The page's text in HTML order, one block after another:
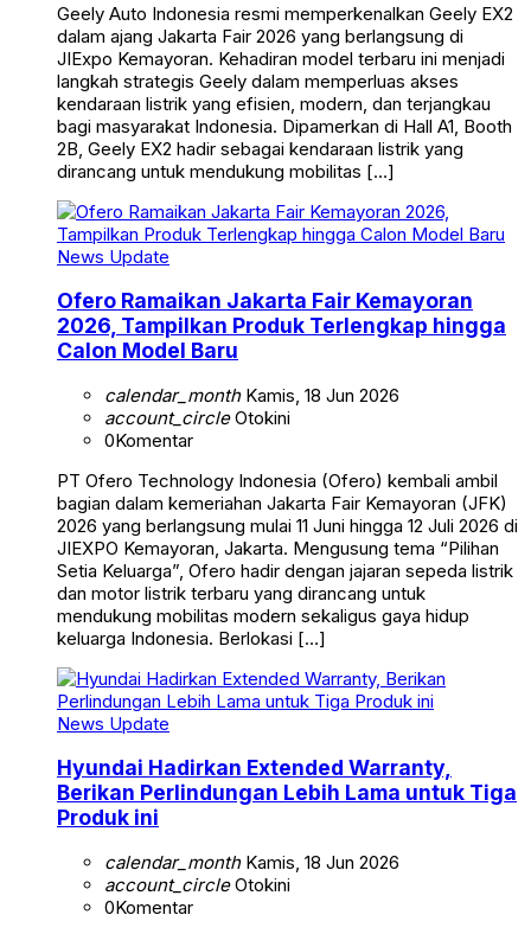
Geely Auto Indonesia resmi memperkenalkan Geely EX2
dalam ajang Jakarta Fair 2026 yang berlangsung di
JIExpo Kemayoran. Kehadiran model terbaru ini menjadi
langkah strategis Geely dalam memperluas akses
kendaraan listrik yang efisien, modern, dan terjangkau
bagi masyarakat Indonesia. Dipamerkan di Hall A1, Booth
2B, Geely EX2 hadir sebagai kendaraan listrik yang
dirancang untuk mendukung mobilitas […]
News Update
Ofero Ramaikan Jakarta Fair Kemayoran
2026, Tampilkan Produk Terlengkap hingga
Calon Model Baru
calendar_monthKamis, 18 Jun 2026
account_circleOtokini
0Komentar
PT Ofero Technology Indonesia (Ofero) kembali ambil
bagian dalam kemeriahan Jakarta Fair Kemayoran (JFK)
2026 yang berlangsung mulai 11 Juni hingga 12 Juli 2026 di
JIEXPO Kemayoran, Jakarta. Mengusung tema “Pilihan
Setia Keluarga”, Ofero hadir dengan jajaran sepeda listrik
dan motor listrik terbaru yang dirancang untuk
mendukung mobilitas modern sekaligus gaya hidup
keluarga Indonesia. Berlokasi […]
News Update
Hyundai Hadirkan Extended Warranty,
Berikan Perlindungan Lebih Lama untuk Tiga
Produk ini
calendar_monthKamis, 18 Jun 2026
account_circleOtokini
0Komentar